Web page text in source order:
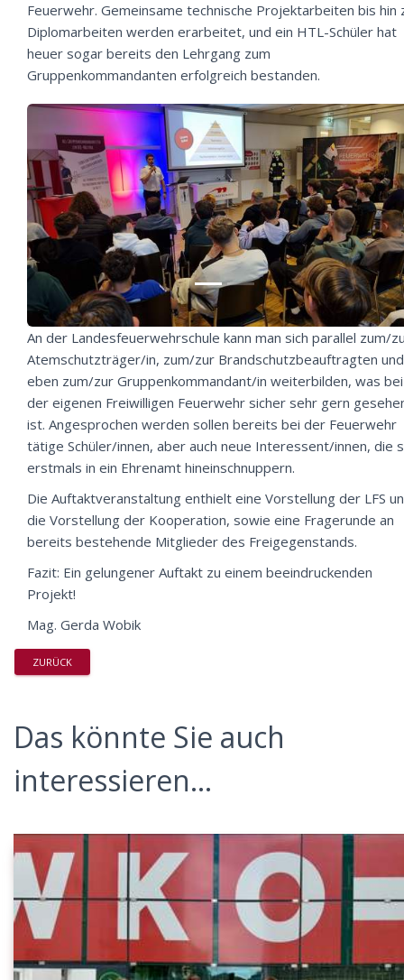
Feuerwehr. Gemeinsame technische Projektarbeiten bis hin
Diplomarbeiten werden erarbeitet, und ein HTL-Schüler hat
heuer sogar bereits den Lehrgang zum
Gruppenkommandanten erfolgreich bestanden.
An der Landesfeuerwehrschule kann man sich parallel zum/
Atemschutzträger/in, zum/zur Brandschutzbeauftragten und
eben zum/zur Gruppenkommandant/in weiterbilden, was bei
der eigenen Freiwilligen Feuerwehr sicher sehr gern
ist. Angesprochen werden sollen bereits bei der Feuerwehr
tätige Schüler/innen, aber auch neue Interessent/innen, die
erstmals in ein Ehrenamt hineinschnuppern.
Die Auftaktveranstaltung enthielt eine Vorstellung der LFS
die Vorstellung der Kooperation, sowie eine Fragerunde an
bereits bestehende Mitglieder des Freigegenstands.
Fazit: Ein gelungener Auftakt zu einem beeindruckenden
Projekt!
Mag. Gerda Wobik
ZURÜCK
Das könnte Sie auch
interessieren...